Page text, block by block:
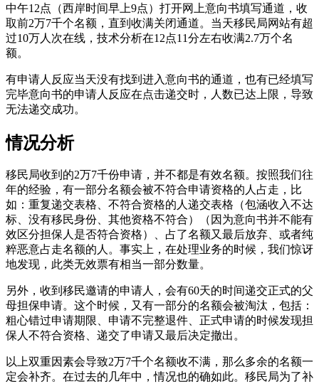
中午12点（西岸时间早上9点）打开网上意向书填写通道，收
取前2万7千个名额，直到收满关闭通道。当天移民局网站有超
过10万人次在线，技术分析在12点11分左右收满2.7万个名
额。
有申请人反应当天没有找到进入意向书的通道，也有已经填写
完毕意向书的申请人反应在点击递交时，人数已达上限，导致
无法递交成功。
情况分析
移民局收到的2万7千份申请，并不都是有效名额。按照我们往
年的经验，有一部分名额会被不符合申请资格的人占走，比
如：重复递交表格、不符合资格的人递交表格（包涵收入不达
标、没有移民身份、其他资格不符合）（因为意向书并不能有
效区分担保人是否符合资格）、占了名额又最后放弃、或者纯
粹恶意占走名额的人。事实上，在处理业务的时候，我们惊讶
地发现，此类无效票有相当一部分数量。
另外，收到移民邀请的申请人，会有60天的时间递交正式的父
母担保申请。这个时候，又有一部分的名额会被淘汰，包括：
粗心错过申请期限、申请不完整退件、正式申请的时候发现担
保人不符合资格、递交了申请又最后决定撤出。
以上双重因素会导致2万7千个名额收不满，那么多余的名额一
定会补齐。在过去的几年中，情况也的确如此。移民局为了补